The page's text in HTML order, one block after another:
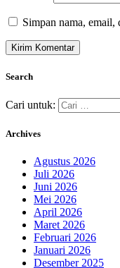
Simpan nama, email,
Search
Cari untuk:
Archives
Agustus 2026
Juli 2026
Juni 2026
Mei 2026
April 2026
Maret 2026
Februari 2026
Januari 2026
Desember 2025